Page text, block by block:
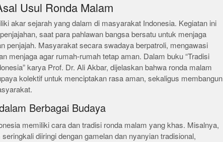
Usul Ronda Malam
akar sejarah yang dalam di masyarakat Indonesia. Kegiatan ini
saat para pahlawan bangsa bersatu untuk menjaga
penjajah. Masyarakat secara swadaya berpatroli, mengawasi
menjaga agar rumah-rumah tetap aman. Dalam buku “Tradisi
karya Prof. Dr. Ali Akbar, dijelaskan bahwa ronda malam
kolektif untuk menciptakan rasa aman, sekaligus membangun
Berbagai Budaya
memiliki cara dan tradisi ronda malam yang khas. Misalnya,
diiringi dengan gamelan dan nyanyian tradisional,